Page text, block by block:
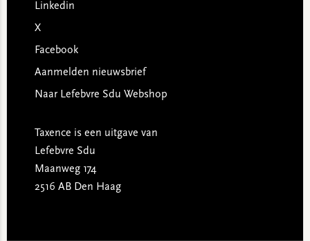
Linkedin
X
Facebook
Aanmelden nieuwsbrief
Naar Lefebvre Sdu Webshop
Taxence is een uitgave van
Lefebvre Sdu
Maanweg 174
2516 AB Den Haag